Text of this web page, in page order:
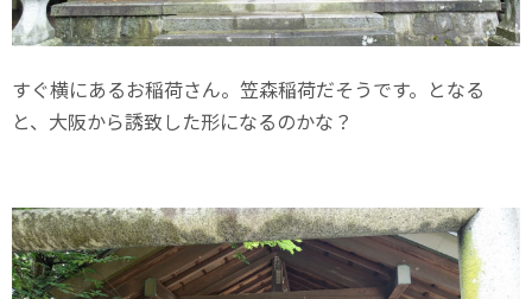
すぐ横にあるお稲荷さん。笠森稲荷だそうです。となる
と、大阪から誘致した形になるのかな？